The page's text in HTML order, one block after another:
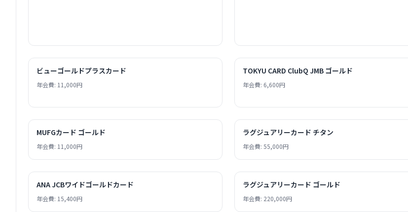
ビューゴールドプラスカード
年会費: 11,000円
TOKYU CARD ClubQ JMB ゴールド
年会費: 6,600円
MUFGカード ゴールド
年会費: 11,000円
ラグジュアリーカード チタン
年会費: 55,000円
ANA JCBワイドゴールドカード
年会費: 15,400円
ラグジュアリーカード ゴールド
年会費: 220,000円